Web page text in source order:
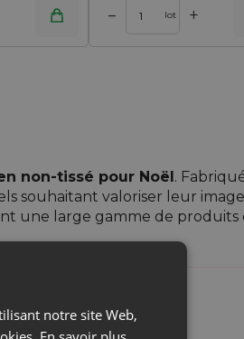
– lot +
non-tissé pour Noël .
souhaitant valoriser leur
une large gamme de produits
notre site Web,